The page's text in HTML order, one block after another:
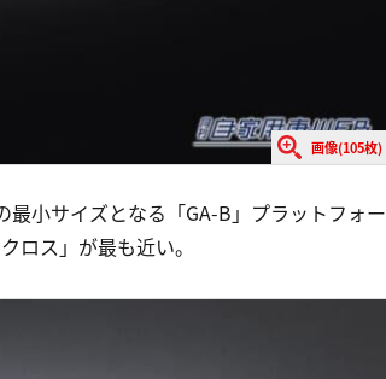
画像(105枚)
小サイズとなる「GA-B」プラットフォー
ロス」が最も近い。